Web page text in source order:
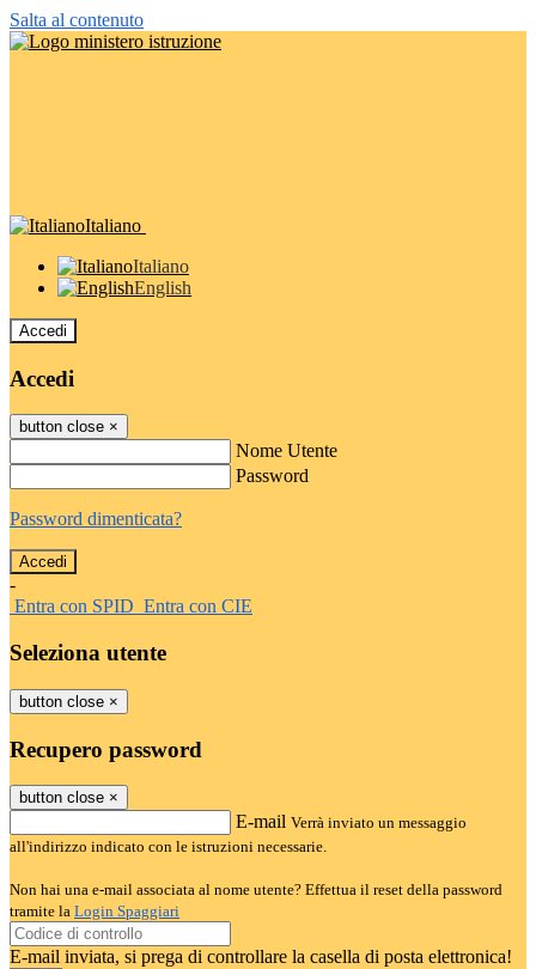
Salta al contenuto
Italiano
Italiano
English
Accedi
Accedi
button close ×
Nome Utente
Password
Password dimenticata?
-
Entra con SPID Entra con CIE
Seleziona utente
button close ×
Recupero password
button close ×
E-mail Verrà inviato un messaggio
all'indirizzo indicato con le istruzioni necessarie.
Non hai una e-mail associata al nome utente? Effettua il reset della password
tramite la Login Spaggiari
E-mail inviata, si prega di controllare la casella di posta elettronica!